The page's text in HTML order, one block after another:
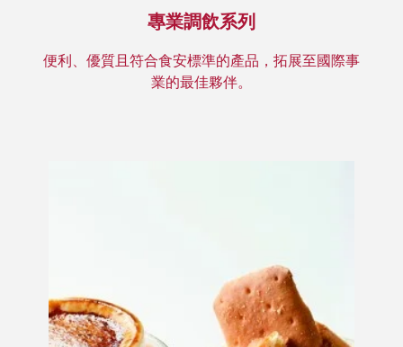
專業調飲系列​​
便利、優質且符合食安標準的產品，拓展至國際事
業的最佳夥伴。